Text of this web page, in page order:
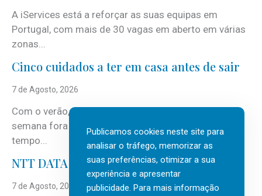
A iServices está a reforçar as suas equipas em
Portugal, com mais de 30 vagas em aberto em várias
zonas...
Cinco cuidados a ter em casa antes de sair
7 de Agosto, 2026
Com o verão, chegam também as férias, os fins-de-
semana fora e os dias em que a casa fica mais
tempo...
NTT DATA Insurtech Global Outlook 2026
7 de Agosto, 2026
Publicamos cookies neste site para
analisar o tráfego, memorizar as
suas preferências, otimizar a sua
experiência e apresentar
publicidade. Para mais informação